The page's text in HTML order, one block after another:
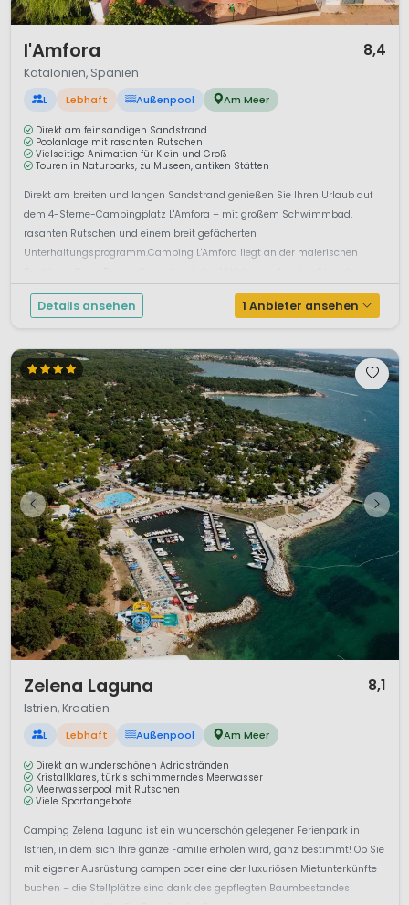
l'Amfora 8,4
Katalonien, Spanien
L Lebhaft Außenpool Am Meer
Direkt am feinsandigen Sandstrand
Poolanlage mit rasanten Rutschen
Vielseitige Animation für Klein und Groß
Touren in Naturparks, zu Museen, antiken Stätten
Direkt am breiten und langen Sandstrand genießen Sie Ihren Urlaub auf
dem 4-Sterne-Campingplatz L'Amfora – mit großem Schwimmbad,
rasanten Rutschen und einem breit gefächerten
Unterhaltungsprogramm.Camping L'Amfora liegt an der malerischen
sauberen Wassers in...
Details ansehen 1 Anbieter ansehen
Zelena Laguna 8,1
Istrien, Kroatien
L Lebhaft Außenpool Am Meer
Direkt an wunderschönen Adriastränden
Kristallklares, türkis schimmerndes Meerwasser
Meerwasserpool mit Rutschen
Viele Sportangebote
Camping Zelena Laguna ist ein wunderschön gelegener Ferienpark in
Istrien, in dem sich Ihre ganze Familie erholen wird, ganz bestimmt! Ob Sie
mit eigener Ausrüstung campen oder eine der luxuriösen Mietunterkünfte
buchen – die Stellplätze sind dank des gepflegten Baumbestandes